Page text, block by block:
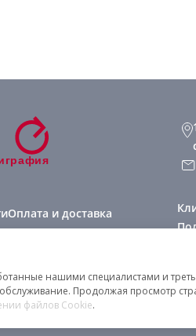
Оплата и доставка
нашими специалистами и
Продолжая просмотр
файлов Cookie.